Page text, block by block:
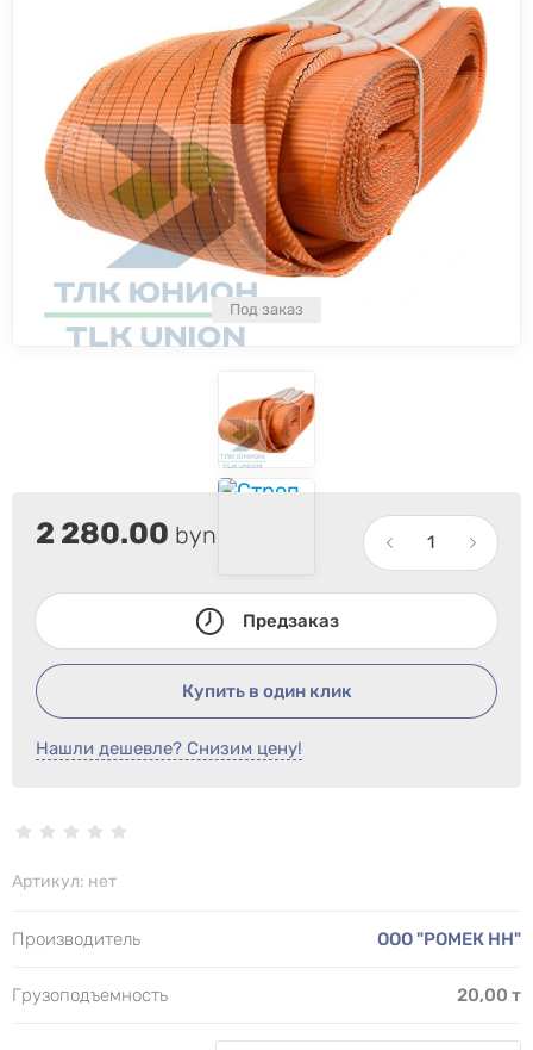
Под заказ
2 280.00 byn
Предзаказ
Купить в один клик
Нашли дешевле? Снизим цену!
Артикул: нет
Производитель ООО "РОМЕК НН"
Грузоподъемность 20,00 т